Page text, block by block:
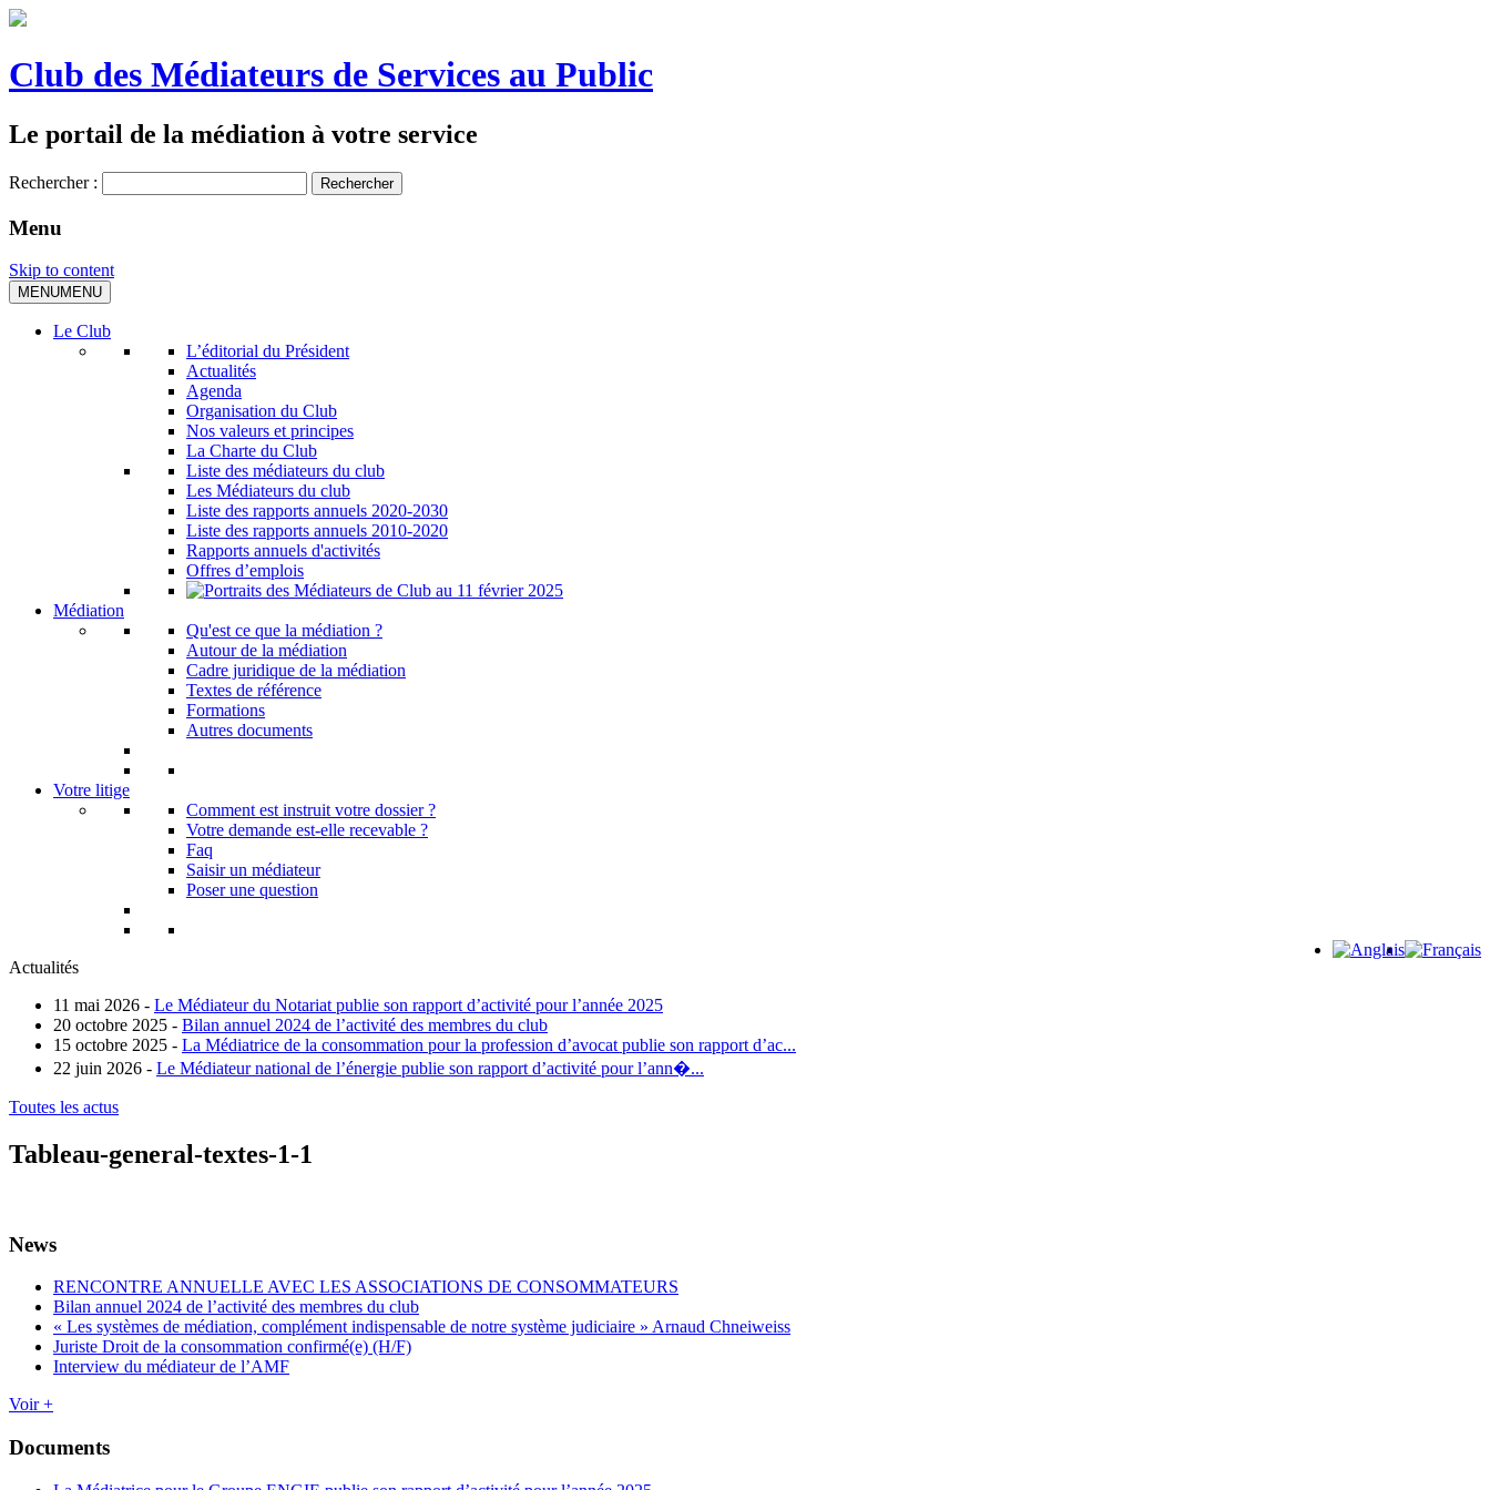
Club des Médiateurs de Services au Public
Le portail de la médiation à votre service
Rechercher :
Menu
Skip to content
MENUMENU
Le Club
L’éditorial du Président
Actualités
Agenda
Organisation du Club
Nos valeurs et principes
La Charte du Club
Liste des médiateurs du club
Les Médiateurs du club
Liste des rapports annuels 2020-2030
Liste des rapports annuels 2010-2020
Rapports annuels d'activités
Offres d’emplois
Médiation
Qu'est ce que la médiation ?
Autour de la médiation
Cadre juridique de la médiation
Textes de référence
Formations
Autres documents
Votre litige
Comment est instruit votre dossier ?
Votre demande est-elle recevable ?
Faq
Saisir un médiateur
Poser une question
Actualités
11 mai 2026 - Le Médiateur du Notariat publie son rapport d’activité pour l’année 2025
20 octobre 2025 - Bilan annuel 2024 de l’activité des membres du club
15 octobre 2025 - La Médiatrice de la consommation pour la profession d’avocat publie son rapport d’ac...
22 juin 2026 - Le Médiateur national de l’énergie publie son rapport d’activité pour l’ann�...
Toutes les actus
Tableau-general-textes-1-1
News
RENCONTRE ANNUELLE AVEC LES ASSOCIATIONS DE CONSOMMATEURS
Bilan annuel 2024 de l’activité des membres du club
« Les systèmes de médiation, complément indispensable de notre système judiciaire » Arnaud Chneiweiss
Juriste Droit de la consommation confirmé(e) (H/F)
Interview du médiateur de l’AMF
Voir +
Documents